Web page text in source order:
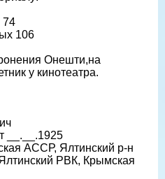
74
106
Онешти,на
у кинотеатра.
__.__.1925
АССР, Ялтинский р-н
РВК, Крымская